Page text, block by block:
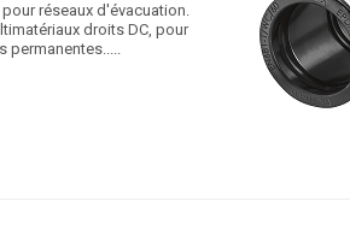
réseaux d'évacuation.
droits DC, pour
permanentes.....